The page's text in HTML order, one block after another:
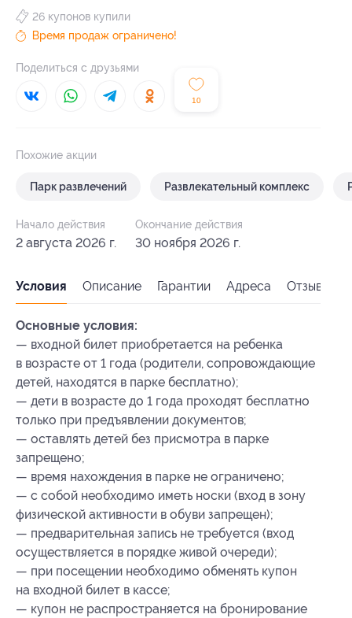
10
26 купонов купили
Время продаж ограничено!
Поделиться с друзьями
Похожие акции
Парк развлечений Развлекательный комплекс
Начало действия
2 августа 2026 г.
Окончание действия
30 ноября 2026 г.
Условия Описание Гарантии Адреса Отзывы
Основные условия:
— входной билет приобретается на ребенка
в возрасте от 1 года (родители, сопровождающие
детей, находятся в парке бесплатно);
— дети в возрасте до 1 года проходят бесплатно
только при предъявлении документов;
— оставлять детей без присмотра в парке
запрещено;
— время нахождения в парке не ограничено;
— с собой необходимо иметь носки (вход в зону
физической активности в обуви запрещен);
— предварительная запись не требуется (вход
осуществляется в порядке живой очереди);
— при посещении необходимо обменять купон
на входной билет в кассе;
— купон не распространяется на бронирование